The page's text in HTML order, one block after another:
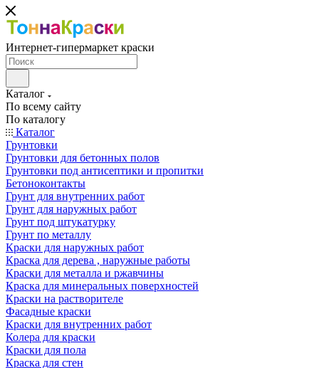
Интернет-гипермаркет краски
Каталог
По всему сайту
По каталогу
Каталог
Грунтовки
Грунтовки для бетонных полов
Грунтовки под антисептики и пропитки
Бетоноконтакты
Грунт для внутренних работ
Грунт для наружных работ
Грунт под штукатурку
Грунт по металлу
Краски для наружных работ
Краска для дерева , наружные работы
Краски для металла и ржавчины
Краска для минеральных поверхностей
Краски на растворителе
Фасадные краски
Краски для внутренних работ
Колера для краски
Краски для пола
Краска для стен